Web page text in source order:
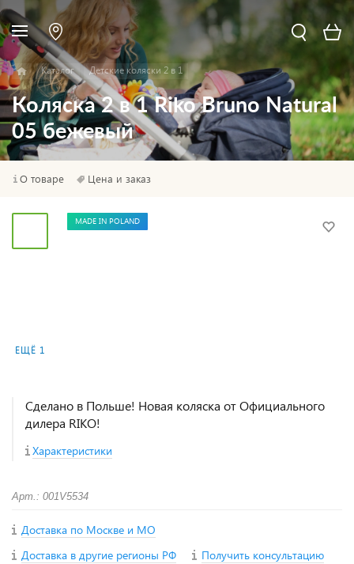
Каталог Детские коляски 2 в 1
Коляска 2 в 1 Riko Bruno Natural
05 бежевый
О товаре Цена и заказ
ЕЩЁ 1
MADE IN POLAND
Сделано в Польше! Новая коляска от Официального
дилера RIKO!
Характеристики
Арт.: 001V5534
Доставка по Москве и МО
Доставка в другие регионы РФ
Получить консультацию